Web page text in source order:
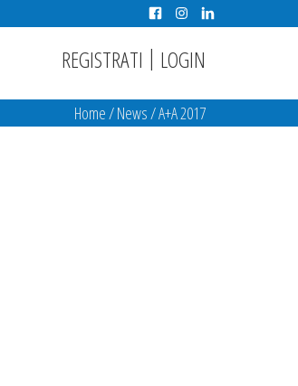
REGISTRATI | LOGIN
Home/News/A+A 2017